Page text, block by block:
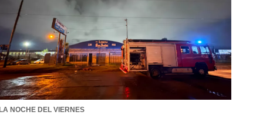
NOCHE DEL VIERNES